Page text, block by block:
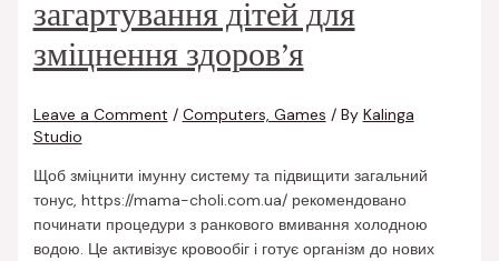
загартування дітей для
зміцнення здоров’я
Leave a Comment / Computers, Games / By Kalinga
Studio
Щоб зміцнити імунну систему та підвищити загальний
тонус, https://mama-choli.com.ua/ рекомендовано
починати процедури з ранкового вмивання холодною
водою. Це активізує кровообіг і готує організм до нових